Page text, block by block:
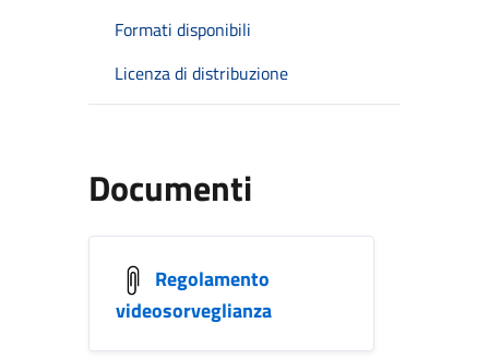
Formati disponibili
Licenza di distribuzione
Documenti
Regolamento
videosorveglianza